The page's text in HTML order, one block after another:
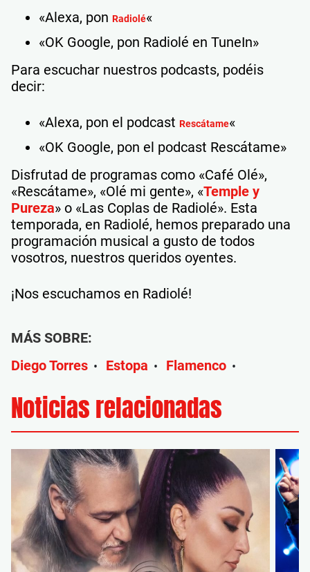
«Alexa, pon Radiolé«​
«OK Google, pon Radiolé en TuneIn»​
Para escuchar nuestros podcasts, podéis
decir:
«Alexa, pon el podcast Rescátame«​
«OK Google, pon el podcast Rescátame»​
Disfrutad de programas como «Café Olé»,
«Rescátame», «Olé mi gente», «Temple y
Pureza» o «Las Coplas de Radiolé». Esta
temporada, en Radiolé, hemos preparado una
programación musical a gusto de todos
vosotros, nuestros queridos oyentes.
¡Nos escuchamos en Radiolé!
MÁS SOBRE:
Diego Torres • Estopa • Flamenco •
Noticias relacionadas